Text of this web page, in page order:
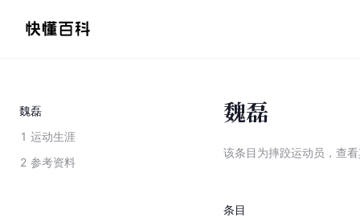
魏磊
1 运动生涯
2 参考资料
魏磊
该条目为摔跤运动员 ， 查看
条目